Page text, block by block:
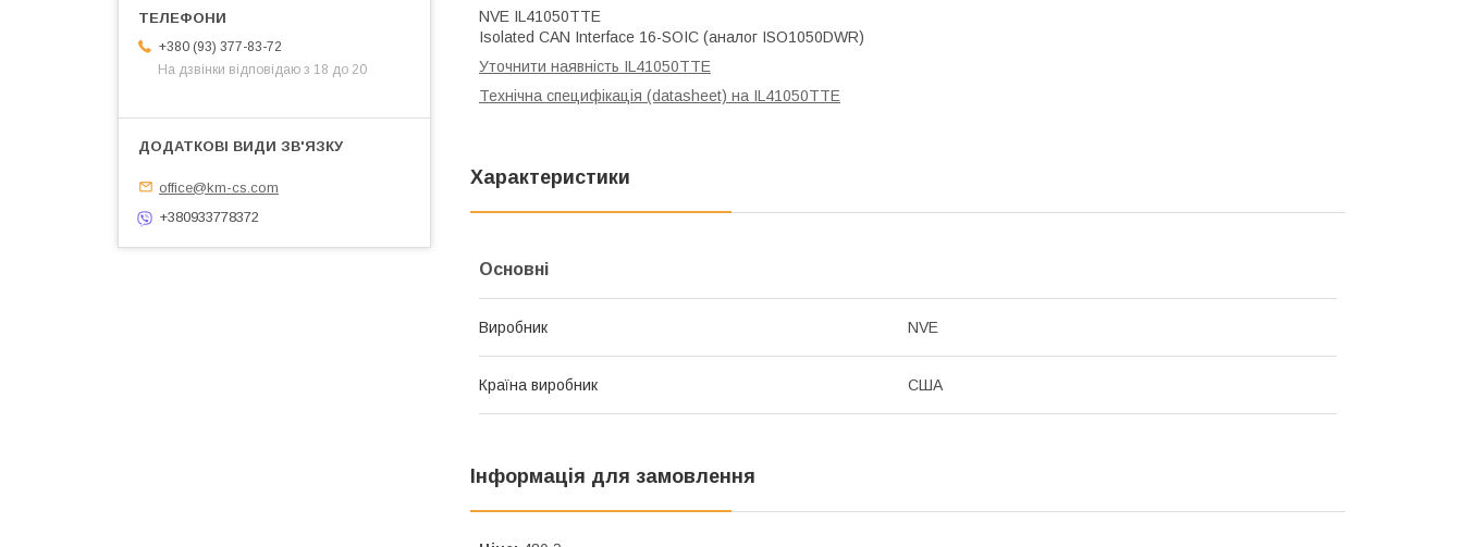
NVE IL41050TTE
Isolated CAN Interface 16-SOIC (аналог ISO1050DWR)
Уточнити наявність IL41050TTE
Технічна специфікація (datasheet) на IL41050TTE
Характеристики
Основні
Виробник NVE
Країна виробник США
Інформація для замовлення
+380 (93) 377-83-72
На дзвінки відповідаю з 18 до 20
office@km-cs.com
+380933778372